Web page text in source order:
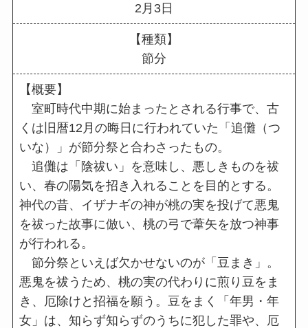
2月3日
【種類】
節分
【概要】
室町時代中期に始まったとされる行事で、古
くは旧暦12月の晦日に行われていた「追儺（つ
いな）」が節分祭と合わさったもの。
追儺は「陰祓い」を意味し、悪しきものを祓
い、春の陽気を招き入れることを目的とする。
神代の昔、イザナギの神が桃の実を投げて悪鬼
を祓った故事に倣い、桃の弓で葦矢を放つ神事
が行われる。
節分祭といえば欠かせないのが「豆まき」。
悪鬼を祓うため、桃の実の代わりに煎り豆をま
き、厄除けと招福を願う。豆をまく「年男・年
女」は、知らず知らずのうちに犯した罪や、厄